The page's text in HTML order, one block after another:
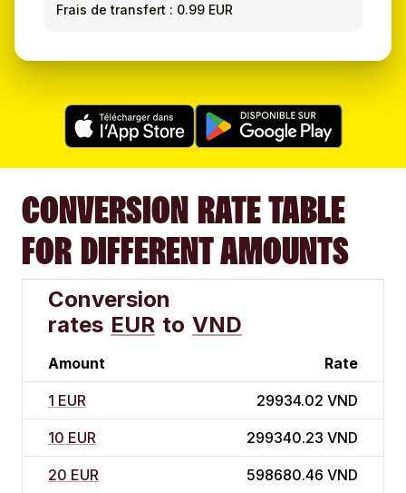
Frais de transfert : 0.99 EUR
CONVERSION RATE TABLE
FOR DIFFERENT AMOUNTS
Conversion
rates EUR to VND
Amount Rate
1 EUR 29934.02 VND
10 EUR 299340.23 VND
20 EUR 598680.46 VND